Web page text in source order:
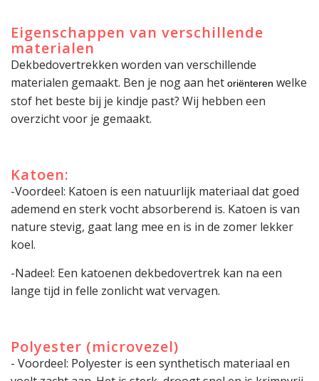
Eigenschappen van verschillende
materialen
Dekbedovertrekken worden van verschillende
materialen gemaakt. Ben je nog aan het oriënteren welke
stof het beste bij je kindje past? Wij hebben een
overzicht voor je gemaakt.
Katoen:
-Voordeel: Katoen is een natuurlijk materiaal dat goed
ademend en sterk vocht absorberend is. Katoen is van
nature stevig, gaat lang mee en is in de zomer lekker
koel.
-Nadeel: Een katoenen dekbedovertrek kan na een
lange tijd in felle zonlicht wat vervagen.
Polyester (microvezel)
- Voordeel: Polyester is een synthetisch materiaal en